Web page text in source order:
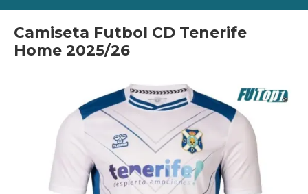
Camiseta Futbol CD Tenerife
Home 2025/26